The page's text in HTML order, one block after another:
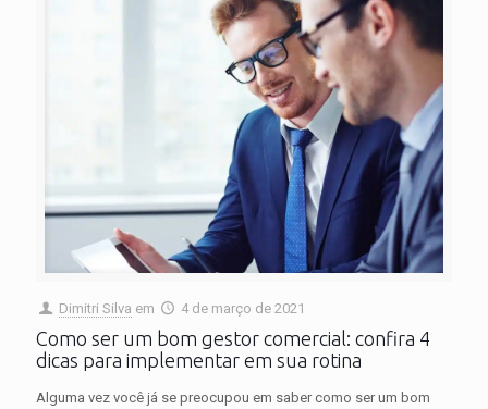
Dimitri Silva em 4 de março de 2021
Como ser um bom gestor comercial: confira 4
dicas para implementar em sua rotina
Alguma vez você já se preocupou em saber como ser um bom